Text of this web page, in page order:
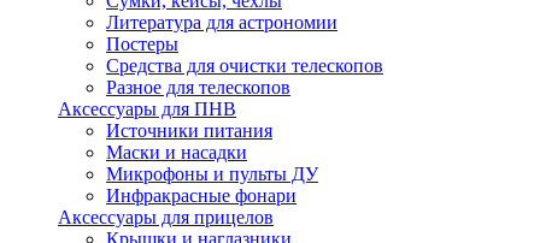
Литература для астрономии
Постеры
Средства для очистки телескопов
Разное для телескопов
Аксессуары для ПНВ
Источники питания
Маски и насадки
Микрофоны и пульты ДУ
Инфракрасные фонари
Аксессуары для прицелов
Крышки и наглазники